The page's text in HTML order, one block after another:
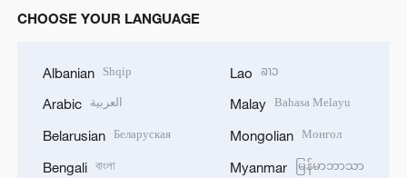
CHOOSE YOUR LANGUAGE
Albanian Shqip
Arabic العربية
Belarusian Беларуская
Bengali বাংলা
Lao ລາວ
Malay Bahasa Melayu
Mongolian Монгол
Myanmar မြန်မာဘာသာ